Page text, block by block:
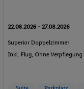
22.08.2026 - 27.08.2026
Superior Doppelzimmer
Inkl. Flug, Ohne Verpflegung